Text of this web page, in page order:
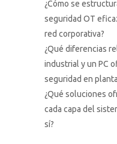
¿Cómo se
seguridad OT
red corporativa?
¿Qué diferencias
industrial y un PC
seguridad en
¿Qué soluciones
cada capa del
sí?